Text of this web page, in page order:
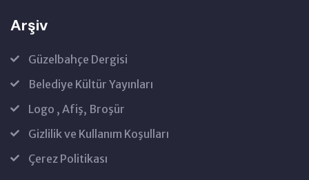
Arşiv
Güzelbahçe Dergisi
Belediye Kültür Yayınları
Logo , Afiş, Broşür
Gizlilik ve Kullanım Koşulları
Çerez Politikası